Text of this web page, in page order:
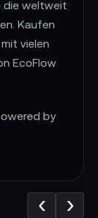
die weltweit
Kaufen
vielen
EcoFlow
by
‹ ›